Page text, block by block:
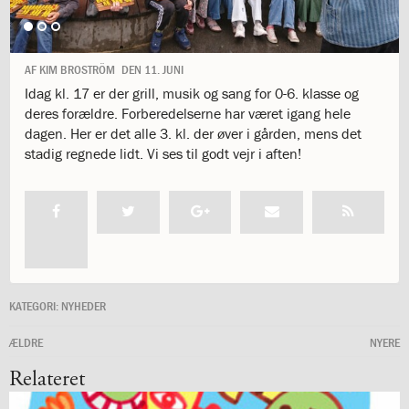
days
of
giving
it
Grow
1.13:
Move
it!
We
1.16:
Bombningen
af
AF KIM BROSTRÖM DEN 11. JUNI
Idag kl. 17 er der grill, musik og sang for 0-6. klasse og
deres forældre. Forberedelserne har været igang hele
dagen. Her er det alle 3. kl. der øver i gården, mens det
stadig regnede lidt. Vi ses til godt vejr i aften!
KATEGORI: NYHEDER
ÆLDRE NYERE
Relateret